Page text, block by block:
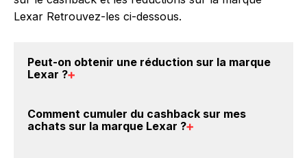
Lexar Retrouvez-les ci-dessous.
Peut-on obtenir une réduction sur la marque
Lexar ?
crédités sur votre cagnotte BackBackBack lorsque
vous achetez des produits de la marque Lexar sur
Comment cumuler du cashback sur mes
achats sur la marque Lexar ?